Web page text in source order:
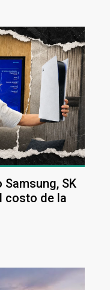
SK
costo de la